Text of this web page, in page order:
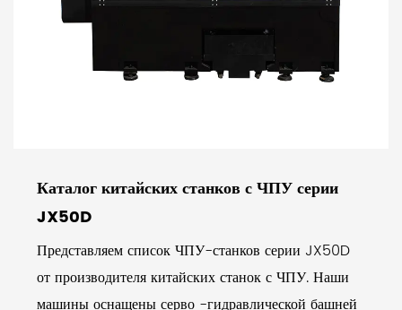
Каталог китайских станков с ЧПУ серии
JX50D
Представляем список ЧПУ-станков серии JX50D
от производителя китайских станок с ЧПУ. Наши
машины оснащены серво -гидравлической башней